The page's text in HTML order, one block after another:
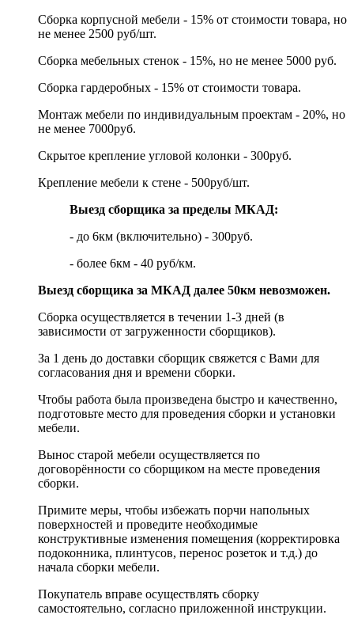
Сборка корпусной мебели - 15% от стоимости товара, но
не менее 2500 руб/шт.
Сборка мебельных стенок - 15%, но не менее 5000 руб.
Сборка гардеробных - 15% от стоимости товара.
Монтаж мебели по индивидуальным проектам - 20%, но
не менее 7000руб.
Скрытое крепление угловой колонки - 300руб.
Крепление мебели к стене - 500руб/шт.
Выезд сборщика за пределы МКАД:
- до 6км (включительно) - 300руб.
- более 6км - 40 руб/км.
Выезд сборщика за МКАД далее 50км невозможен.
Сборка осуществляется в течении 1-3 дней (в
зависимости от загруженности сборщиков).
За 1 день до доставки сборщик свяжется с Вами для
согласования дня и времени сборки.
Чтобы работа была произведена быстро и качественно,
подготовьте место для проведения сборки и установки
мебели.
Вынос старой мебели осуществляется по
договорённости со сборщиком на месте проведения
сборки.
Примите меры, чтобы избежать порчи напольных
поверхностей и проведите необходимые
конструктивные изменения помещения (корректировка
подоконника, плинтусов, перенос розеток и т.д.) до
начала сборки мебели.
Покупатель вправе осуществлять сборку
самостоятельно, согласно приложенной инструкции.